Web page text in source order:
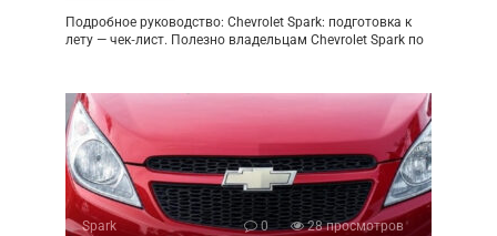
Подробное руководство: Chevrolet Spark: подготовка к
лету — чек‑лист. Полезно владельцам Chevrolet Spark по
Spark 0 28 просмотров